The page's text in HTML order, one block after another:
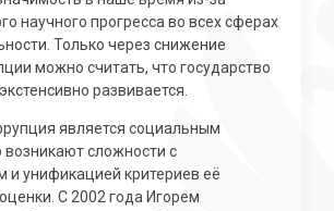
научного прогресса во всех сферах
Только через снижение
можно считать, что государство
развивается.
является социальным
возникают сложности с
и унификацией критериев её
С 2002 года Игорем